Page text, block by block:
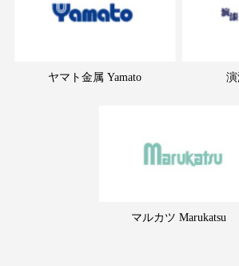
ヤマト金属 Yamato
マルカツ Marukatsu